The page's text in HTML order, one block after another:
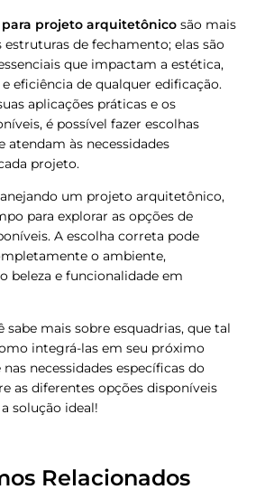
projeto arquitetônico são mais
de fechamento; elas são
que impactam a estética,
eficiência de qualquer edificação.
aplicações práticas e os
é possível fazer escolhas
atendam às necessidades
projeto.
um projeto arquitetônico,
para explorar as opções de
A escolha correta pode
o ambiente,
beleza e funcionalidade em
sabe mais sobre esquadrias, que tal
integrá-las em seu próximo
necessidades específicas do
as diferentes opções disponíveis
solução ideal!
Relacionados